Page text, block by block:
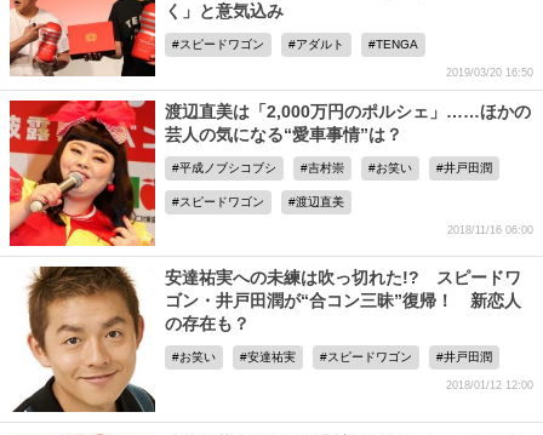
く」と意気込み
スピードワゴン アダルト TENGA
2019/03/20 16:50
渡辺直美は「2,000万円のポルシェ」……ほかの
芸人の気になる“愛車事情”は？
平成ノブシコブシ 吉村崇 お笑い 井戸田潤
スピードワゴン 渡辺直美
2018/11/16 06:00
安達祐実への未練は吹っ切れた!? スピードワ
ゴン・井戸田潤が“合コン三昧”復帰！ 新恋人
の存在も？
お笑い 安達祐実 スピードワゴン 井戸田潤
2018/01/12 12:00